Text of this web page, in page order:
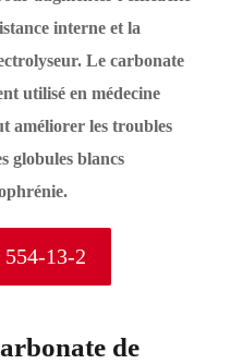
interne et la
Le carbonate
utilisé en médecine
améliorer les troubles
globules blancs
554-13-2
de